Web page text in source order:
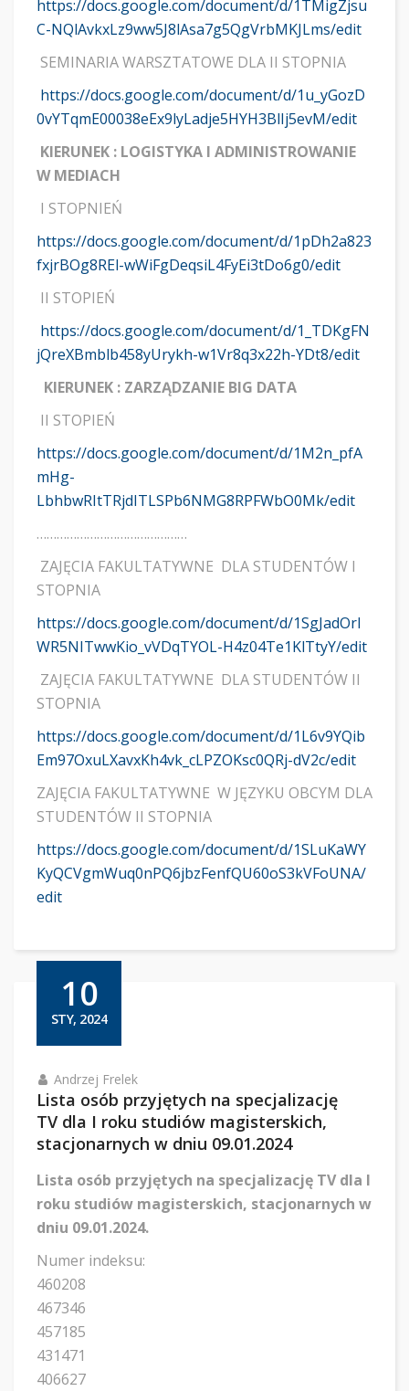
https://docs.google.com/document/d/1TMigZjsu
C-NQlAvkxLz9ww5J8lAsa7g5QgVrbMKJLms/edit
SEMINARIA WARSZTATOWE DLA II STOPNIA
https://docs.google.com/document/d/1u_yGozD
0vYTqmE00038eEx9lyLadje5HYH3BlIj5evM/edit
KIERUNEK : LOGISTYKA I ADMINISTROWANIE
W MEDIACH
I STOPNIEŃ
https://docs.google.com/document/d/1pDh2a823
fxjrBOg8REl-wWiFgDeqsiL4FyEi3tDo6g0/edit
II STOPIEŃ
https://docs.google.com/document/d/1_TDKgFN
jQreXBmblb458yUrykh-w1Vr8q3x22h-YDt8/edit
KIERUNEK : ZARZĄDZANIE BIG DATA
II STOPIEŃ
https://docs.google.com/document/d/1M2n_pfA
mHg-
LbhbwRItTRjdITLSPb6NMG8RPFWbO0Mk/edit
………………………………………
ZAJĘCIA FAKULTATYWNE DLA STUDENTÓW I
STOPNIA
https://docs.google.com/document/d/1SgJadOrI
WR5NITwwKio_vVDqTYOL-H4z04Te1KlTtyY/edit
ZAJĘCIA FAKULTATYWNE DLA STUDENTÓW II
STOPNIA
https://docs.google.com/document/d/1L6v9YQib
Em97OxuLXavxKh4vk_cLPZOKsc0QRj-dV2c/edit
ZAJĘCIA FAKULTATYWNE W JĘZYKU OBCYM DLA
STUDENTÓW II STOPNIA
https://docs.google.com/document/d/1SLuKaWY
KyQCVgmWuq0nPQ6jbzFenfQU60oS3kVFoUNA/
edit
10
STY, 2024
Andrzej Frelek
Lista osób przyjętych na specjalizację
TV dla I roku studiów magisterskich,
stacjonarnych w dniu 09.01.2024
Lista osób przyjętych na specjalizację TV dla I
roku studiów magisterskich, stacjonarnych w
dniu 09.01.2024.
Numer indeksu:
460208
467346
457185
431471
406627